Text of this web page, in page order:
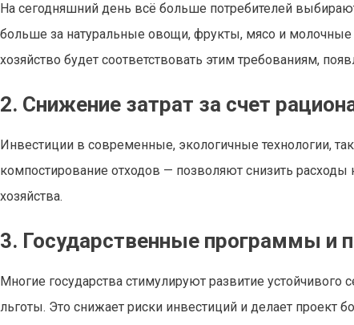
На сегодняшний день всё больше потребителей
больше за натуральные овощи, фрукты, мясо и
хозяйство будет соответствовать этим требованиям,
2. Снижение затрат за счет
Инвестиции в современные, экологичные технологии,
компостирование отходов — позволяют снизить
хозяйства.
3. Государственные программы и
Многие государства стимулируют развитие устойчивого
льготы. Это снижает риски инвестиций и делает проект